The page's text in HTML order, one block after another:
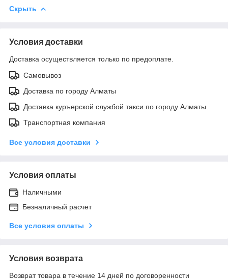
Скрыть
Условия доставки
Доставка осуществляется только по предоплате.
Самовывоз
Доставка по городу Алматы
Доставка куръерской службой такси по городу Алматы
Транспортная компания
Все условия доставки
Условия оплаты
Наличными
Безналичный расчет
Все условия оплаты
Условия возврата
Возврат товара в течение 14 дней по договоренности